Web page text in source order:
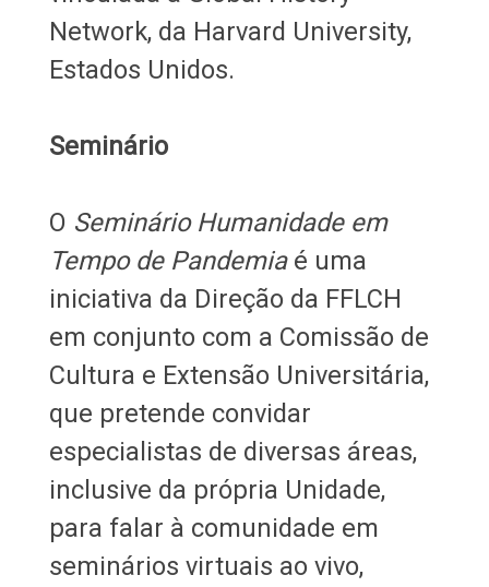
Network, da Harvard University,
Estados Unidos.
Seminário
O Seminário Humanidade em
Tempo de Pandemia é uma
iniciativa da Direção da FFLCH
em conjunto com a Comissão de
Cultura e Extensão Universitária,
que pretende convidar
especialistas de diversas áreas,
inclusive da própria Unidade,
para falar à comunidade em
seminários virtuais ao vivo,